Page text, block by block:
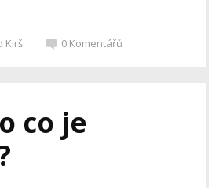
Kirš 0 Komentářů
co je